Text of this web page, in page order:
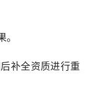
补全资质进行重